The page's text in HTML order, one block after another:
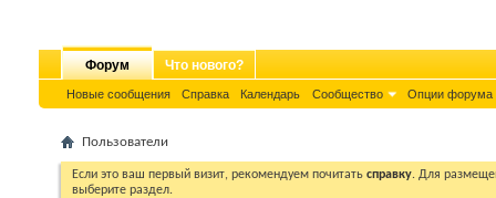
Форум
Новые сообщения Справка Календарь Сообщество Опции форума
Что нового?
Пользователи
Если это ваш первый визит, рекомендуем почитать справку. Для
выберите раздел.